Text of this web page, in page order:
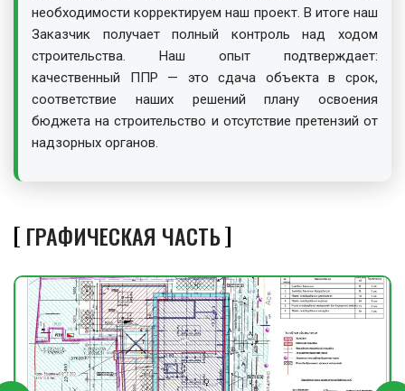
необходимости корректируем наш проект. В итоге наш
Заказчик получает полный контроль над ходом
строительства. Наш опыт подтверждает:
качественный ППР — это сдача объекта в срок,
соответствие наших решений плану освоения
бюджета на строительство и отсутствие претензий от
надзорных органов.
ГРАФИЧЕСКАЯ ЧАСТЬ